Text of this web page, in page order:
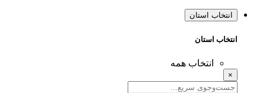
انتخاب استان
انتخاب استان
انتخاب همه
×